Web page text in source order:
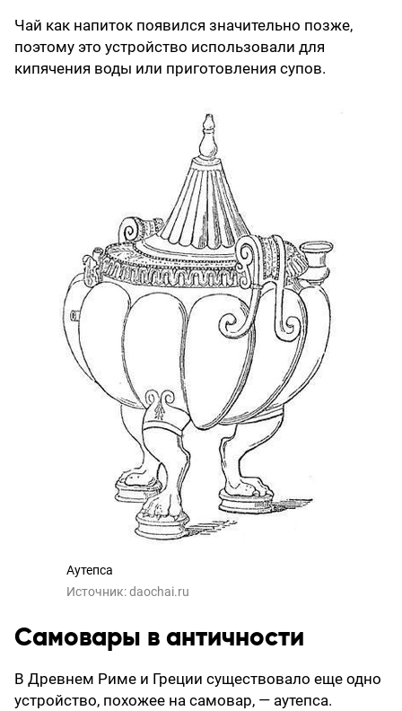
Чай как напиток появился значительно позже,
поэтому это устройство использовали для
кипячения воды или приготовления супов.
Аутепса
Источник:daochai.ru
Самовары в античности
В Древнем Риме и Греции существовало еще одно
устройство, похожее на самовар, — аутепса.